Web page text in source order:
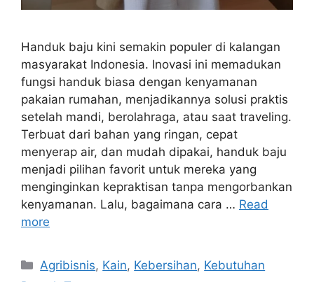
Handuk baju kini semakin populer di kalangan
masyarakat Indonesia. Inovasi ini memadukan
fungsi handuk biasa dengan kenyamanan
pakaian rumahan, menjadikannya solusi praktis
setelah mandi, berolahraga, atau saat traveling.
Terbuat dari bahan yang ringan, cepat
menyerap air, dan mudah dipakai, handuk baju
menjadi pilihan favorit untuk mereka yang
menginginkan kepraktisan tanpa mengorbankan
kenyamanan. Lalu, bagaimana cara … Read
more
Categories
Agribisnis, Kain, Kebersihan, Kebutuhan